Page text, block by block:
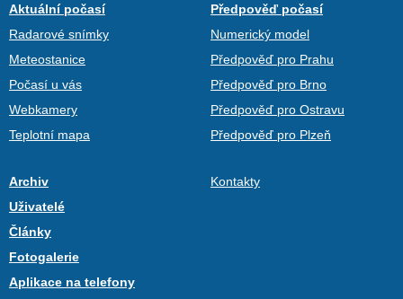
Aktuální počasí
Radarové snímky
Meteostanice
Počasí u vás
Webkamery
Teplotní mapa
Předpověď počasí
Numerický model
Předpověď pro Prahu
Předpověď pro Brno
Předpověď pro Ostravu
Předpověď pro Plzeň
Archiv
Uživatelé
Články
Fotogalerie
Aplikace na telefony
Kontakty